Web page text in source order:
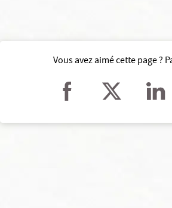
Vous avez aimé cette page ?